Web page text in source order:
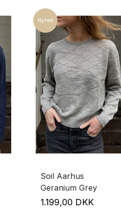
Nyhed
Soil Aarhus
Geranium Grey
1.199,00 DKK